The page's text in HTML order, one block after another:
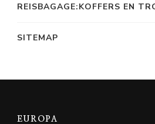
REISBAGAGE:KOFFERS EN
SITEMAP
EUROPA